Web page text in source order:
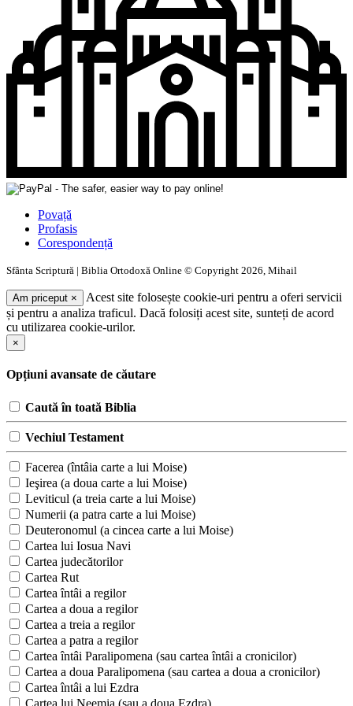
Povață
Profasis
Corespondență
Sfânta Scriptură | Biblia Ortodoxă Online © Copyright 2026, Mihail
Am priceput ×
Acest site folosește cookie-uri pentru a oferi servicii
și pentru a analiza traficul. Dacă folosiți acest site, sunteți de acord
cu utilizarea cookie-urilor.
×
Opțiuni avansate de căutare
Caută în toată Biblia
Vechiul Testament
Facerea (întâia carte a lui Moise)
Ieşirea (a doua carte a lui Moise)
Leviticul (a treia carte a lui Moise)
Numerii (a patra carte a lui Moise)
Deuteronomul (a cincea carte a lui Moise)
Cartea lui Iosua Navi
Cartea judecătorilor
Cartea Rut
Cartea întâi a regilor
Cartea a doua a regilor
Cartea a treia a regilor
Cartea a patra a regilor
Cartea întâi Paralipomena (sau cartea întâi a cronicilor)
Cartea a doua Paralipomena (sau cartea a doua a cronicilor)
Cartea întâi a lui Ezdra
Cartea lui Neemia (sau a doua Ezdra)